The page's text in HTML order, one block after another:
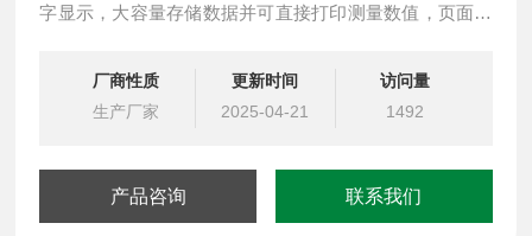
字显示，大容量存储数据并可直接打印测量数值，页面设
属全密封设计，源头货源131辛烷值十六烷值测定仪
厂商性质
生产厂家
更新时间
2025-04-21
访问量
1492
产品咨询 联系我们